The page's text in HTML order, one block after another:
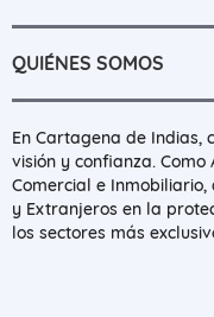
QUIÉNES SOMOS
En Cartagena de Indias,
visión y confianza.
Comercial e
y Extranjeros en la
los sectores más